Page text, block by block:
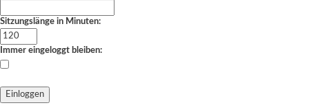
Sitzungslänge in Minuten:
Immer eingeloggt bleiben: